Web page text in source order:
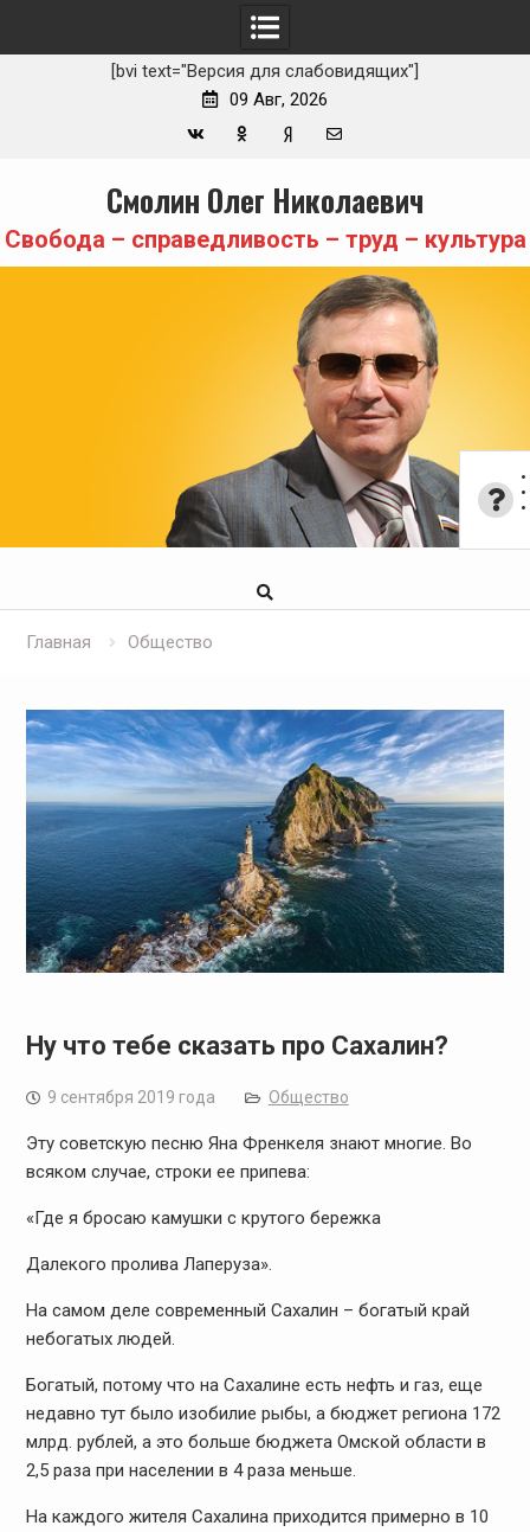
[bvi text="Версия для слабовидящих"]
09 Авг, 2026
Zen
mail
content
Смолин Олег Николаевич
Свобода – справедливость – труд – культура
Главная Общество
Ну что тебе сказать про Сахалин?
9 сентября 2019 года Общество
Эту советскую песню Яна Френкеля знают многие. Во
всяком случае, строки ее припева:
«Где я бросаю камушки с крутого бережка
Далекого пролива Лаперуза».
На самом деле современный Сахалин – богатый край
небогатых людей.
Богатый, потому что на Сахалине есть нефть и газ, еще
недавно тут было изобилие рыбы, а бюджет региона 172
млрд. рублей, а это больше бюджета Омской области в
2,5 раза при населении в 4 раза меньше.
На каждого жителя Сахалина приходится примерно в 10